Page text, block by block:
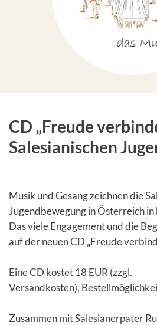
CD „Freude
Salesianischen
Musik und Gesang zeichnen die
Jugendbewegung in Österreich in
Das viele Engagement und die
auf der neuen CD „Freude
Eine CD kostet 18 EUR (zzgl.
Versandkosten),
Zusammen mit Salesianerpater